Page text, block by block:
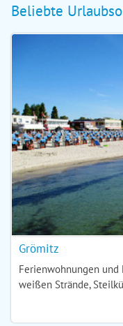
Beliebte
Grömitz
Ferienwohnungen
weißen Strände,